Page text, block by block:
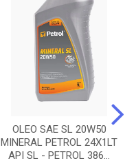
OLEO SAE SL 20W50
MINERAL PETROL 24X1LT
API SL - PETROL 386...